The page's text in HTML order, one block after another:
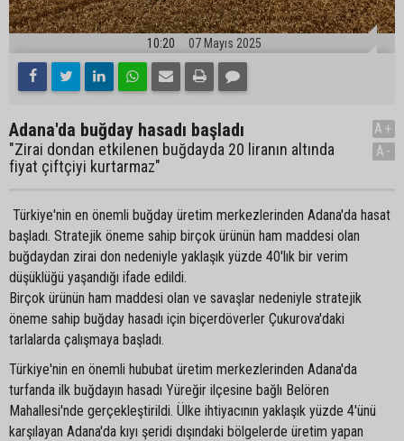
10:20 07 Mayıs 2025
Adana'da buğday hasadı başladı
"Zirai dondan etkilenen buğdayda 20 liranın altında
fiyat çiftçiyi kurtarmaz"
A+
A-
Türkiye'nin en önemli buğday üretim merkezlerinden Adana'da hasat
başladı. Stratejik öneme sahip birçok ürünün ham maddesi olan
buğdaydan zirai don nedeniyle yaklaşık yüzde 40'lık bir verim
düşüklüğü yaşandığı ifade edildi.
Birçok ürünün ham maddesi olan ve savaşlar nedeniyle stratejik
öneme sahip buğday hasadı için biçerdöverler Çukurova'daki
tarlalarda çalışmaya başladı.
Türkiye'nin en önemli hububat üretim merkezlerinden Adana'da
turfanda ilk buğdayın hasadı Yüreğir ilçesine bağlı Belören
Mahallesi'nde gerçekleştirildi. Ülke ihtiyacının yaklaşık yüzde 4'ünü
karşılayan Adana'da kıyı şeridi dışındaki bölgelerde üretim yapan